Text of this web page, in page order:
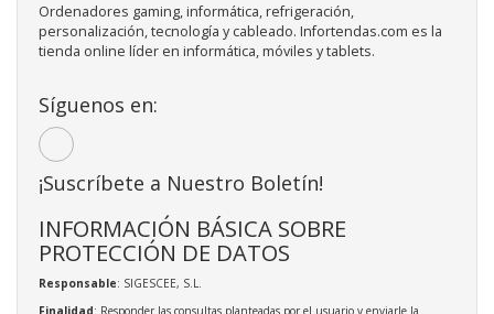
Ordenadores gaming, informática, refrigeración,
personalización, tecnología y cableado. Infortendas.com es la
tienda online líder en informática, móviles y tablets.
Síguenos en:
¡Suscríbete a Nuestro Boletín!
INFORMACIÓN BÁSICA SOBRE
PROTECCIÓN DE DATOS
Responsable: SIGESCEE, S.L.
Finalidad: Responder las consultas planteadas por el usuario y enviarle la